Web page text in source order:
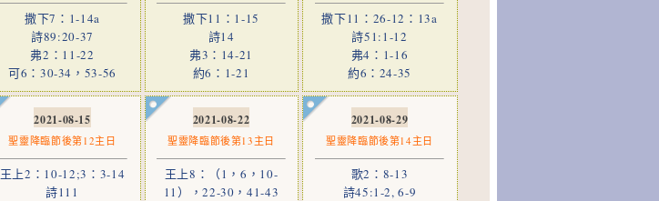
撒下7：1-14a
詩89:20-37
弗2：11-22
可6：30-34，53-56
撒下11：1-15
詩14
弗3：14-21
約6：1-21
撒下11：26-12：13a
詩51:1-12
弗4：1-16
約6：24-35
2021-08-15
聖靈降臨節後第12主日
王上2：10-12;3：3-14
詩111
2021-08-22
聖靈降臨節後第13主日
王上8：（1，6，10-
11），22-30，41-43
2021-08-29
聖靈降臨節後第14主日
歌2：8-13
詩45:1-2, 6-9